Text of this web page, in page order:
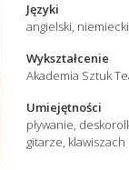
Języki
angielski,
Wykształcenie
Akademia Sztuk
Umiejętności
pływanie,
gitarze, klawiszach